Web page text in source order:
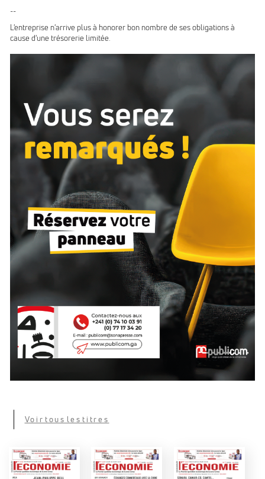
--
L'entreprise n'arrive plus à honorer bon nombre de ses obligations à
cause d'une trésorerie limitée.
Voir tous les titres